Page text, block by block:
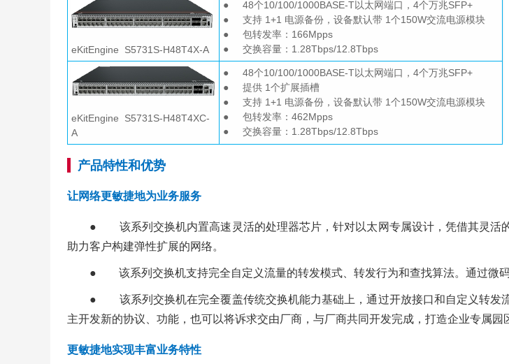
eKitEngine S5731S-H48T4X-A
● 48个10/100/1000BASE-T以太网端口，4个万兆SFP+
● 支持 1+1 电源备份，设备默认带 1个150W交流电源模块
● 包转发率：166Mpps
● 交换容量：1.28Tbps/12.8Tbps
eKitEngine S5731S-H48T4XC-
A
● 48个10/100/1000BASE-T以太网端口，4个万兆SFP+
● 提供 1个扩展插槽
● 支持 1+1 电源备份，设备默认带 1个150W交流电源模块
● 包转发率：462Mpps
● 交换容量：1.28Tbps/12.8Tbps
产品特性和优势
让网络更敏捷地为业务服务
● 该系列交换机内置高速灵活的处理器芯片，针对以太网专属设计，凭借其灵活
助力客户构建弹性扩展的网络。
● 该系列交换机支持完全自定义流量的转发模式、转发行为和查找算法。通过微码
● 该系列交换机在完全覆盖传统交换机能力基础上，通过开放接口和自定义转发
主开发新的协议、功能，也可以将诉求交由厂商，与厂商共同开发完成，打造企业专属园
更敏捷地实现丰富业务特性